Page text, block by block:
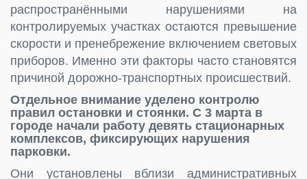
распространёнными нарушениями на
контролируемых участках остаются превышение
скорости и пренебрежение включением световых
приборов. Именно эти факторы часто становятся
причиной дорожно-транспортных происшествий.
Отдельное внимание уделено контролю
правил остановки и стоянки. С 3 марта в
городе начали работу девять стационарных
комплексов, фиксирующих нарушения
парковки.
Они установлены вблизи административных